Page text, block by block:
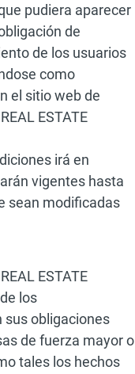
pudiera aparecer
de
de los usuarios
como
el sitio web de
ESTATE
irá en
vigentes hasta
sean modificadas
ESTATE
los
sus obligaciones
de fuerza mayor o
tales los hechos